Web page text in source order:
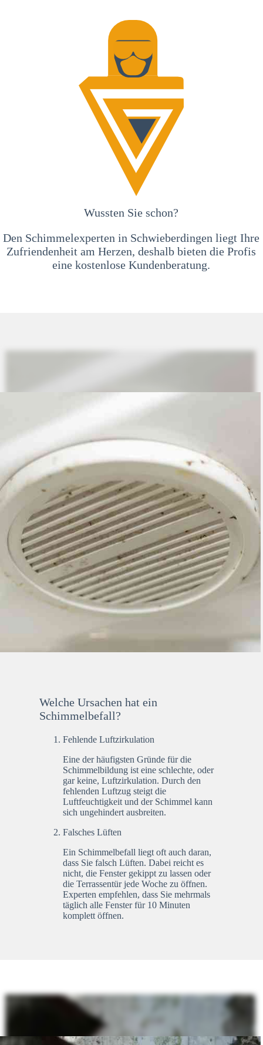
Wussten Sie schon?
Den Schimmelexperten in Schwieberdingen liegt Ihre
Zufriendenheit am Herzen, deshalb bieten die Profis
eine kostenlose Kundenberatung.
Welche Ursachen hat ein
Schimmelbefall?
Fehlende Luftzirkulation
Eine der häufigsten Gründe für die
Schimmelbildung ist eine schlechte, oder
gar keine, Luftzirkulation. Durch den
fehlenden Luftzug steigt die
Luftfeuchtigkeit und der Schimmel kann
sich ungehindert ausbreiten.
Falsches Lüften
Ein Schimmelbefall liegt oft auch daran,
dass Sie falsch Lüften. Dabei reicht es
nicht, die Fenster gekippt zu lassen oder
die Terrassentür jede Woche zu öffnen.
Experten empfehlen, dass Sie mehrmals
täglich alle Fenster für 10 Minuten
komplett öffnen.